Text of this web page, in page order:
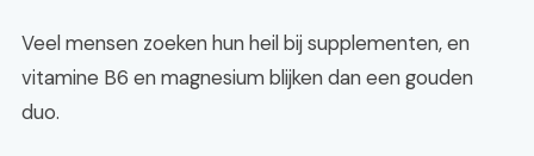
Veel mensen zoeken hun heil bij supplementen, en
vitamine B6 en magnesium blijken dan een gouden
duo.